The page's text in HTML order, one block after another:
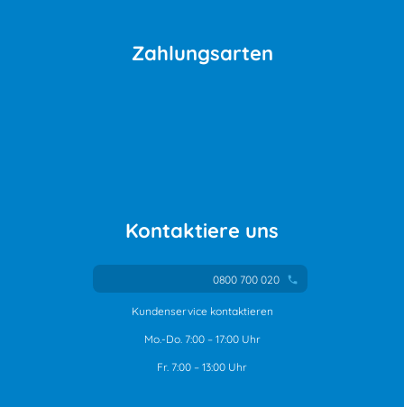
Zahlungsarten
Kontaktiere uns
0800 700 020 phone
Kundenservice kontaktieren
Mo.-Do. 7:00 – 17:00 Uhr
Fr. 7:00 – 13:00 Uhr